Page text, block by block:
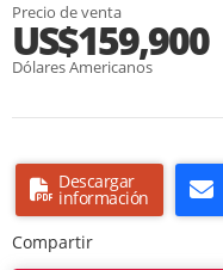
Precio de venta
US$159,900
Dólares Americanos
Descargar
información
Compartir